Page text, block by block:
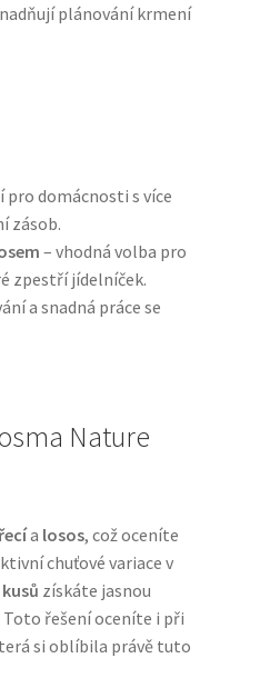
plánování krmení
pro domácnosti s více
zásob.
– vhodná volba pro
zpestří jídelníček.
a snadná práce se
Nature
a losos, což oceníte
chuťové variace v
získáte jasnou
řešení oceníte i při
si oblíbila právě tuto